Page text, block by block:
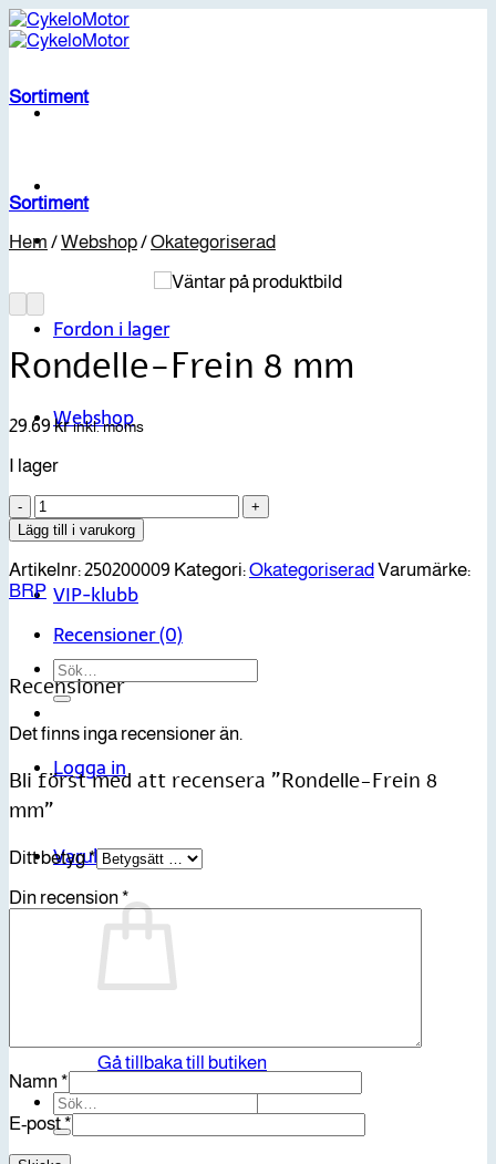
Skip
to
Fordon i lager
Webshop
VIP-klubb
Sök
efter:
Logga in
Varukorg
Gå tillbaka till butiken
Sök
efter:
Sortiment
Sortiment
Hem /Webshop/Okategoriserad
Rondelle-Frein 8 mm
29.69krinkl. moms
I lager
Rondelle-
Frein
8
mm
mängd
Lägg till i varukorg
Artikelnr:250200009 Kategori:Okategoriserad Varumärke:
BRP
Recensioner (0)
Recensioner
Det finns inga recensioner än.
Bli först med att recensera ”Rondelle-Frein 8
mm”
Ditt betyg*
Din recension*
Namn*
E-post*